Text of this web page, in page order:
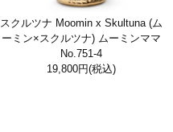
スクルツナ Moomin x Skultuna (ム
ーミン×スクルツナ) ムーミンママ
No.751-4
19,800円(税込)